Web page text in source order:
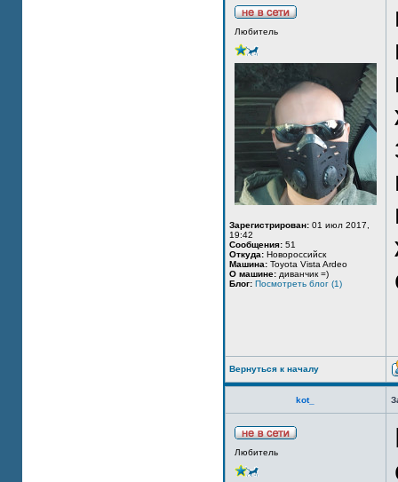
Любитель
Зарегистрирован: 01 июл 2017,
19:42
Сообщения: 51
Откуда: Новороссийск
Машина: Toyota Vista Ardeo
О машине: диванчик =)
Блог: Посмотреть блог (1)
Вернуться к началу
kot_
Любитель